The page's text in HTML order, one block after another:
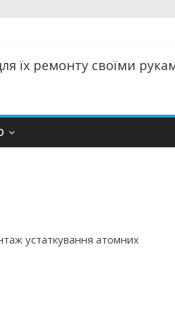
їх ремонту своїми
устаткування атомних